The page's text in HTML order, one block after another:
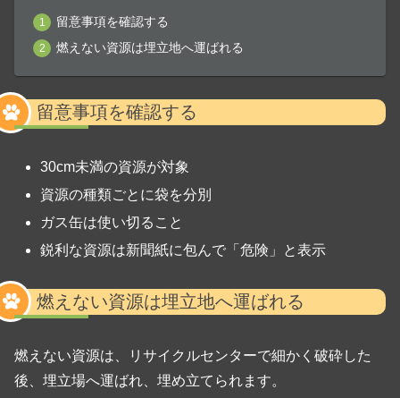
留意事項を確認する
燃えない資源は埋立地へ運ばれる
留意事項を確認する
30cm未満の資源が対象
資源の種類ごとに袋を分別
ガス缶は使い切ること
鋭利な資源は新聞紙に包んで「危険」と表示
燃えない資源は埋立地へ運ばれる
燃えない資源は、リサイクルセンターで細かく破砕した
後、埋立場へ運ばれ、埋め立てられます。